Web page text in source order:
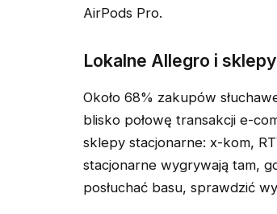
AirPods Pro.
Lokalne Allegro i
Około 68% zakupów
blisko połowę transakcji e-
sklepy stacjonarne: x-kom,
stacjonarne wygrywają tam,
posłuchać basu, sprawdzić